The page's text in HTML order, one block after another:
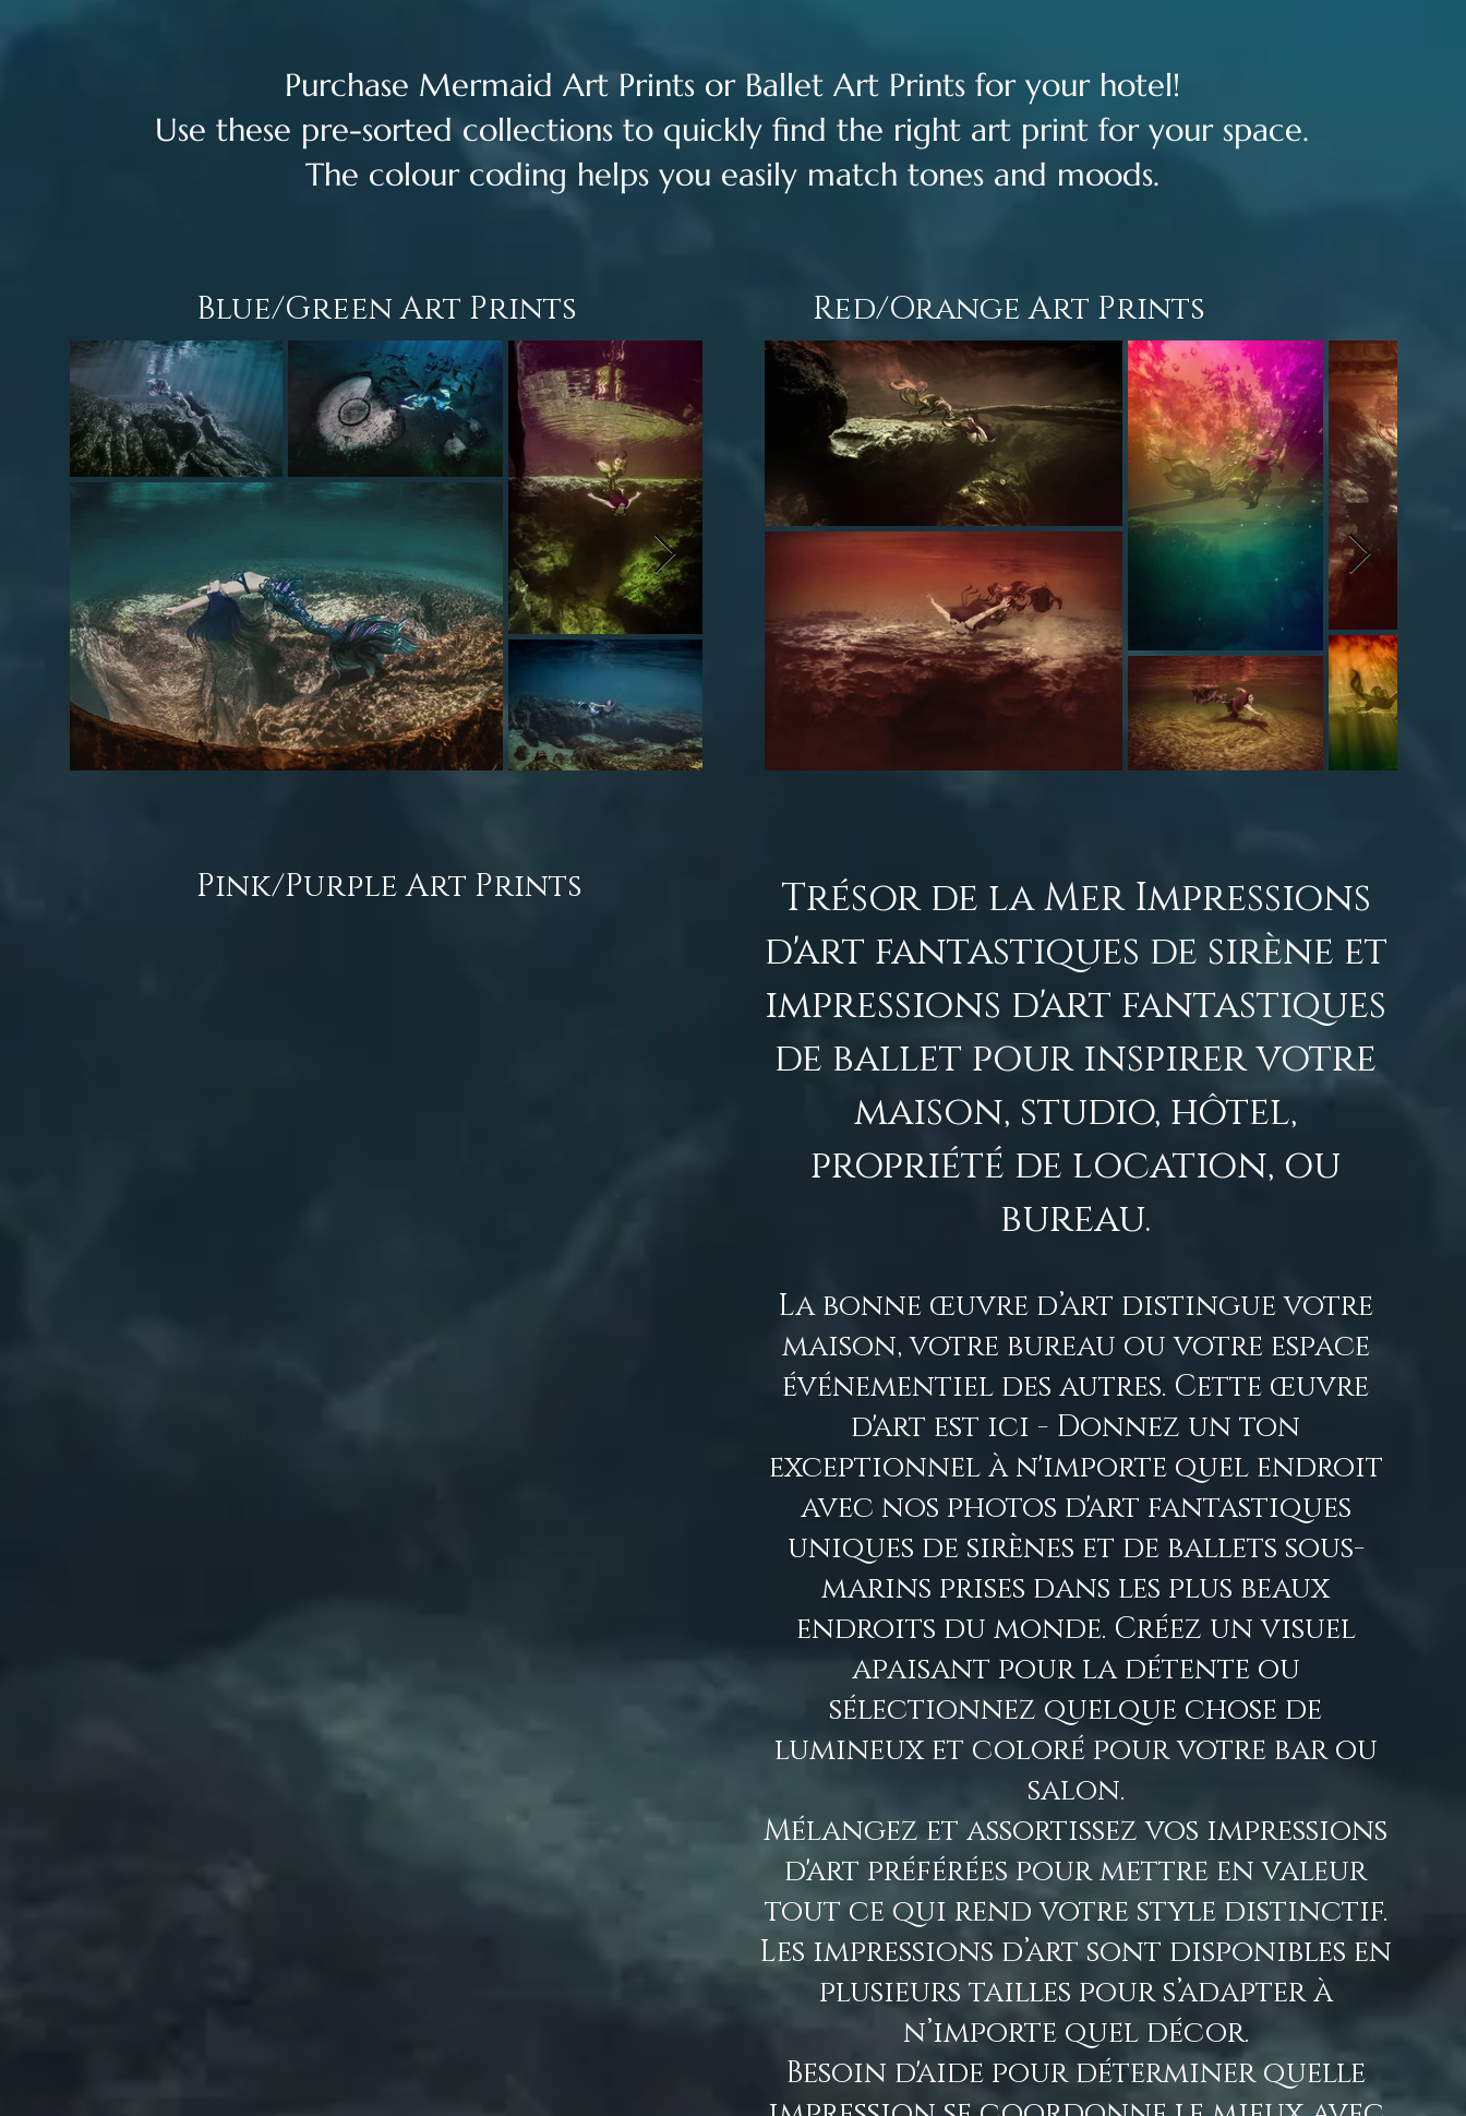
Purchase Mermaid Art Prints or Ballet Art Prints for your hotel!
Use these pre-sorted collections to quickly find the right art print for your space.
The colour coding helps you easily match tones and moods.
Blue/Green Art Prints Red/Orange Art Prints
Pink/Purple Art Prints
Trésor de la Mer Impressions
d'art fantastiques de sirène et
impressions d'art fantastiques
de ballet pour inspirer votre
maison, studio, hôtel,
propriété de location, ou
bureau.
La bonne œuvre d’art distingue votre
maison, votre bureau ou votre espace
événementiel des autres. Cette œuvre
d'art est ici - Donnez un ton
exceptionnel à n'importe quel endroit
avec nos photos d'art fantastiques
uniques de sirènes et de ballets sous-
marins prises dans les plus beaux
endroits du monde. Créez un visuel
apaisant pour la détente ou
sélectionnez quelque chose de
lumineux et coloré pour votre bar ou
salon.
Mélangez et assortissez vos impressions
d'art préférées pour mettre en valeur
tout ce qui rend votre style distinctif.
Les impressions d’art sont disponibles en
plusieurs tailles pour s’adapter à
n’importe quel décor.
Besoin d'aide pour déterminer quelle